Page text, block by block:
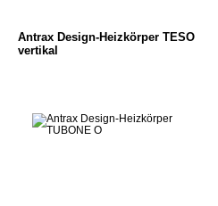
Antrax Design-Heizkörper TESO
vertikal